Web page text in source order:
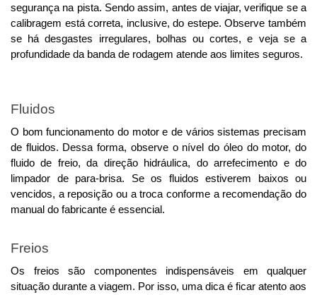
segurança na pista. Sendo assim, antes de viajar, verifique se a
calibragem está correta, inclusive, do estepe. Observe também
se há desgastes irregulares, bolhas ou cortes, e veja se a
profundidade da banda de rodagem atende aos limites seguros.
Fluidos
O bom funcionamento do motor e de vários sistemas precisam
de fluidos. Dessa forma, observe o nível do óleo do motor, do
fluido de freio, da direção hidráulica, do arrefecimento e do
limpador de para-brisa. Se os fluidos estiverem baixos ou
vencidos, a reposição ou a troca conforme a recomendação do
manual do fabricante é essencial.
Freios
Os freios são componentes indispensáveis em qualquer
situação durante a viagem. Por isso, uma dica é ficar atento aos